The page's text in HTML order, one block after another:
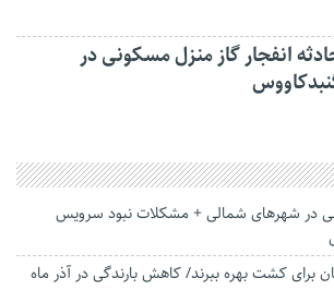
انفجار گاز منزل مسکونی در
در شهرهای شمالی + مشکلات نبود سرویس
برای کشت بهره ببرند/ کاهش بارندگی در آذر ماه